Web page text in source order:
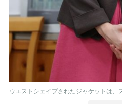
ウエストシェイプされたジャケットは、